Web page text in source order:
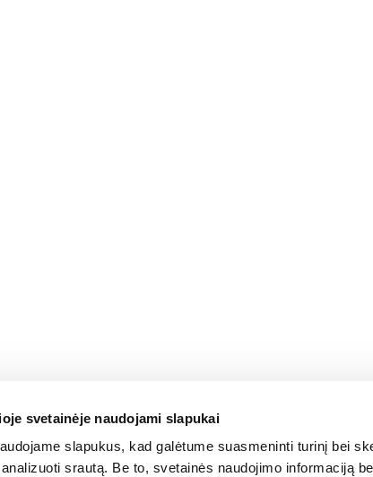
svetainėje naudojami slapukai
slapukus, kad galėtume suasmeninti turinį bei
srautą. Be to, svetainės naudojimo informaciją